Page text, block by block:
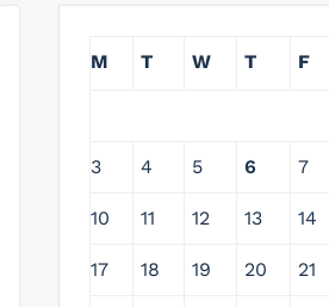
M T W T F
3 4 5 6 7
10 11 12 13 14
17 18 19 20 21